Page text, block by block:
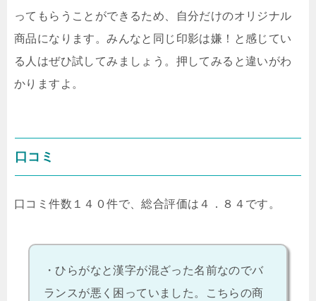
ってもらうことができるため、自分だけのオリジナル
商品になります。みんなと同じ印影は嫌！と感じてい
る人はぜひ試してみましょう。押してみると違いがわ
かりますよ。
口コミ
口コミ件数１４０件で、総合評価は４．８４です。
・ひらがなと漢字が混ざった名前なのでバ
ランスが悪く困っていました。こちらの商